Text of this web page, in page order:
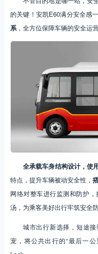
的关键！安凯E60满分安全感一
系，全方位保障车辆的安全运
全承载车身结构设计，使
特点，提升车辆被动安全性，
网络对整车进行监测和防护
汤，为乘客美好出行牢筑安全防
城市出行新选择，短途
宠，将公共出行的“最后一